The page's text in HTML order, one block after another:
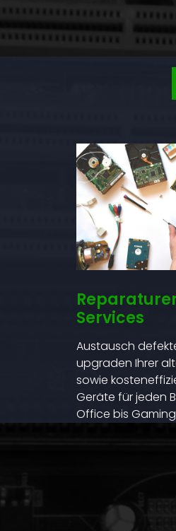
Services
Austausch
upgraden Ihrer
sowie
Geräte für jeden
Office bis